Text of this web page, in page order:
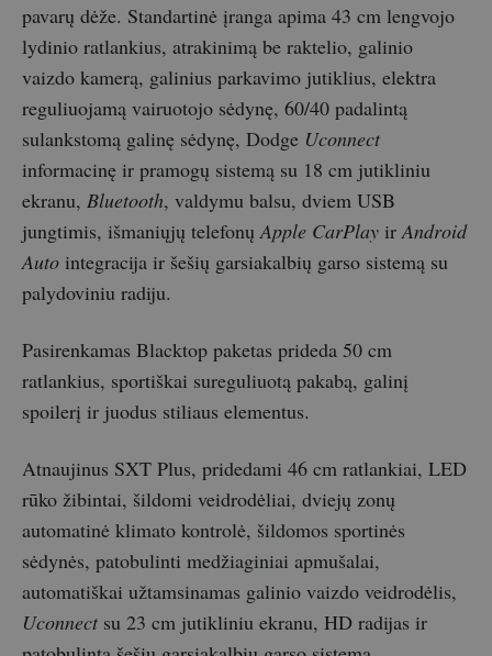
pavarų dėže. Standartinė įranga apima 43 cm lengvojo
lydinio ratlankius, atrakinimą be raktelio, galinio
vaizdo kamerą, galinius parkavimo jutiklius, elektra
reguliuojamą vairuotojo sėdynę, 60/40 padalintą
sulankstomą galinę sėdynę, Dodge Uconnect
informacinę ir pramogų sistemą su 18 cm jutikliniu
ekranu, Bluetooth, valdymu balsu, dviem USB
jungtimis, išmaniųjų telefonųApple CarPlay irAndroid
Auto integracija ir šešių garsiakalbių garso sistemą su
palydoviniu radiju.
Pasirenkamas Blacktop paketas prideda 50 cm
ratlankius, sportiškai sureguliuotą pakabą, galinį
spoilerį ir juodus stiliaus elementus.
Atnaujinus SXT Plus, pridedami 46 cm ratlankiai, LED
rūko žibintai, šildomi veidrodėliai, dviejų zonų
automatinė klimato kontrolė, šildomos sportinės
sėdynės, patobulinti medžiaginiai apmušalai,
automatiškai užtamsinamas galinio vaizdo veidrodėlis,
Uconnect su 23 cm jutikliniu ekranu, HD radijas ir